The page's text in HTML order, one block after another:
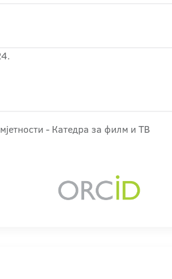
- Катедра за филм и ТВ